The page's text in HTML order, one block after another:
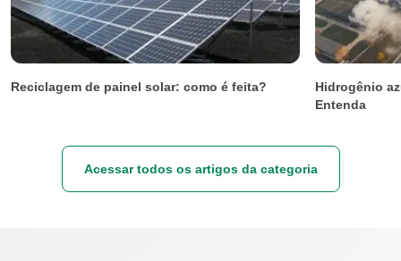
Reciclagem de painel solar: como é feita?
Hidrogênio
Entenda
Acessar todos os artigos da categoria